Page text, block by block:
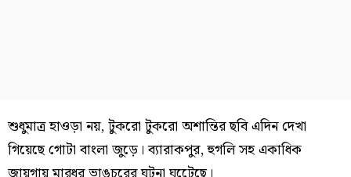
শুধুমাত্র হাওড়া নয়, টুকরো টুকরো অশান্তির ছবি এদিন দেখা
গিয়েছে গোটা বাংলা জুড়ে। ব্যারাকপুর, হুগলি সহ একাধিক